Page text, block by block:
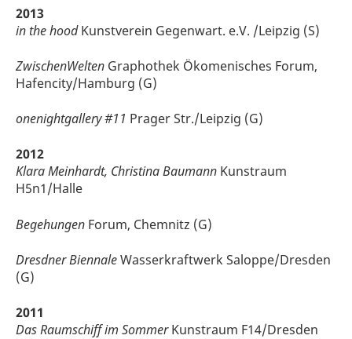
2013
in the hoodKunstverein Gegenwart. e.V. /Leipzig (S)
ZwischenWelten Graphothek Ökomenisches Forum,
Hafencity/Hamburg (G)
onenightgallery #11 Prager Str./Leipzig (G)
2012
Klara Meinhardt, Christina Baumann Kunstraum
H5n1/Halle
Begehungen Forum, Chemnitz (G)
Dresdner BiennaleWasserkraftwerk Saloppe/Dresden
(G)
2011
Das Raumschiff im SommerKunstraum F14/Dresden